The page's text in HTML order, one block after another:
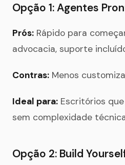
Opção 1: Agentes
Prós: Rápido para
advocacia, suporte
Contras: Menos
Ideal para: Escritórios
sem complexidade
Opção 2: Build